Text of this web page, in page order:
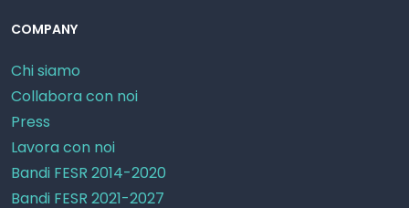
COMPANY
Chi siamo
Collabora con noi
Press
Lavora con noi
Bandi FESR 2014-2020
Bandi FESR 2021-2027